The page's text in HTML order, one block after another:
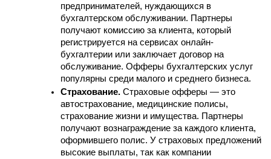
предпринимателей, нуждающихся в
бухгалтерском обслуживании. Партнеры
получают комиссию за клиента, который
регистрируется на сервисах онлайн-
бухгалтерии или заключает договор на
обслуживание. Офферы бухгалтерских услуг
популярны среди малого и среднего бизнеса.
Страхование. Страховые офферы — это
автострахование, медицинские полисы,
страхование жизни и имущества. Партнеры
получают вознаграждение за каждого клиента,
оформившего полис. У страховых предложений
высокие выплаты, так как компании